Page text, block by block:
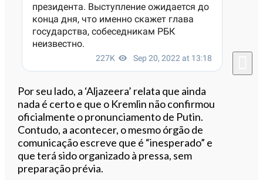
Por seu lado, a ‘Aljazeera’ relata que ainda
nada é certo e que o Kremlin não confirmou
oficialmente o pronunciamento de Putin.
Contudo, a acontecer, o mesmo órgão de
comunicação escreve que é “inesperado” e
que terá sido organizado à pressa, sem
preparação prévia.